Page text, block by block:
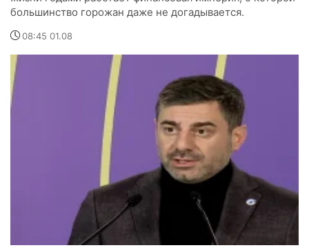
большинство горожан даже не догадывается.
08:45 01.08